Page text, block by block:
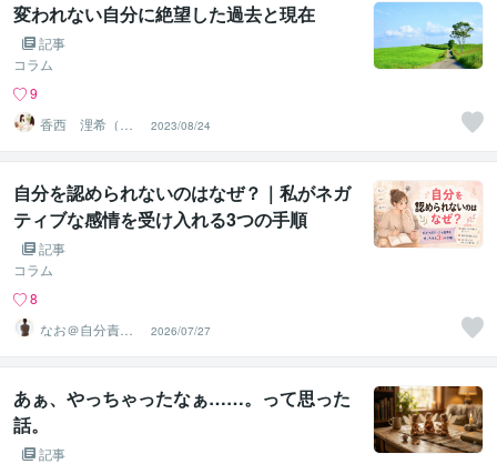
変われない自分に絶望した過去と現在
記事
コラム
9
香西 浬希（こ
うざい りの）
カウンセラー
2023/08/24
自分を認められないのはなぜ？｜私がネガ
ティブな感情を受け入れる3つの手順
記事
コラム
8
なお＠自分責め
をほどく｜心の
声相談室
2026/07/27
あぁ、やっちゃったなぁ……。って思った
話。
記事